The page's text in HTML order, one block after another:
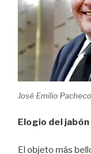
José Emilio Pacheco.
Elogio del
El objeto más